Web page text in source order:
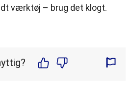
værktøj – brug det klogt.